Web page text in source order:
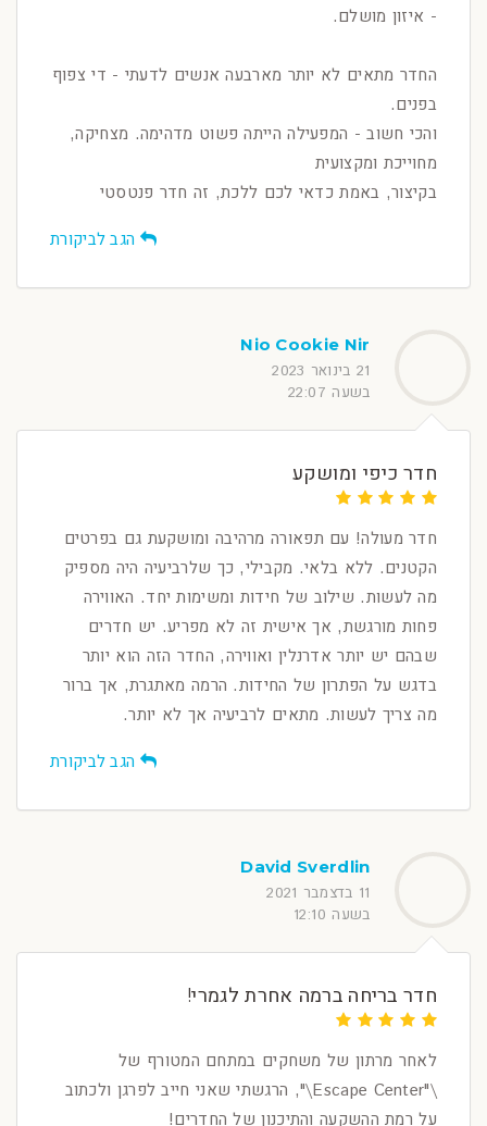
- איזון מושלם.
החדר מתאים לא יותר מארבעה אנשים לדעתי - די צפוף
בפנים.
והכי חשוב - המפעילה הייתה פשוט מדהימה. מצחיקה,
מחוייכת ומקצועית
בקיצור, באמת כדאי לכם ללכת, זה חדר פנטסטי
הגב לביקורת
Nio Cookie Nir
21 בינואר 2023
בשעה 22:07
חדר כיפי ומושקע
חדר מעולה! עם תפאורה מרהיבה ומושקעת גם בפרטים
הקטנים. ללא בלאי. מקבילי, כך שלרביעיה היה מספיק
מה לעשות. שילוב של חידות ומשימות יחד. האווירה
פחות מורגשת, אך אישית זה לא מפריע. יש חדרים
שבהם יש יותר אדרנלין ואווירה, החדר הזה הוא יותר
בדגש על הפתרון של החידות. הרמה מאתגרת, אך ברור
מה צריך לעשות. מתאים לרביעיה אך לא יותר.
הגב לביקורת
David Sverdlin
11 בדצמבר 2021
בשעה 12:10
חדר בריחה ברמה אחרת לגמרי!
לאחר מרתון של משחקים במתחם המטורף של
\"Escape Center\", הרגשתי שאני חייב לפרגן ולכתוב
על רמת ההשקעה והתיכנון של החדרים!